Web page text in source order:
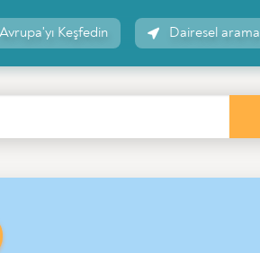
Avrupa'yı Keşfedin Dairesel arama